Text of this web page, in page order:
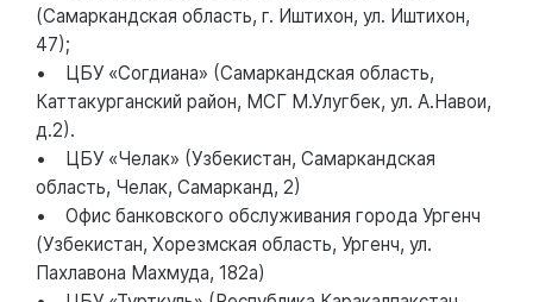
(Самаркандская область, г. Иштихон, ул. Иштихон,
47);
• ЦБУ «Согдиана» (Самаркандская область,
Каттакурганский район, МСГ М.Улугбек, ул. А.Навои,
д.2).
• ЦБУ «Челак» (Узбекистан, Самаркандская
область, Челак, Самарканд, 2)
• Офис банковского обслуживания города Ургенч
(Узбекистан, Хорезмская область, Ургенч, ул.
Пахлавона Махмуда, 182а)